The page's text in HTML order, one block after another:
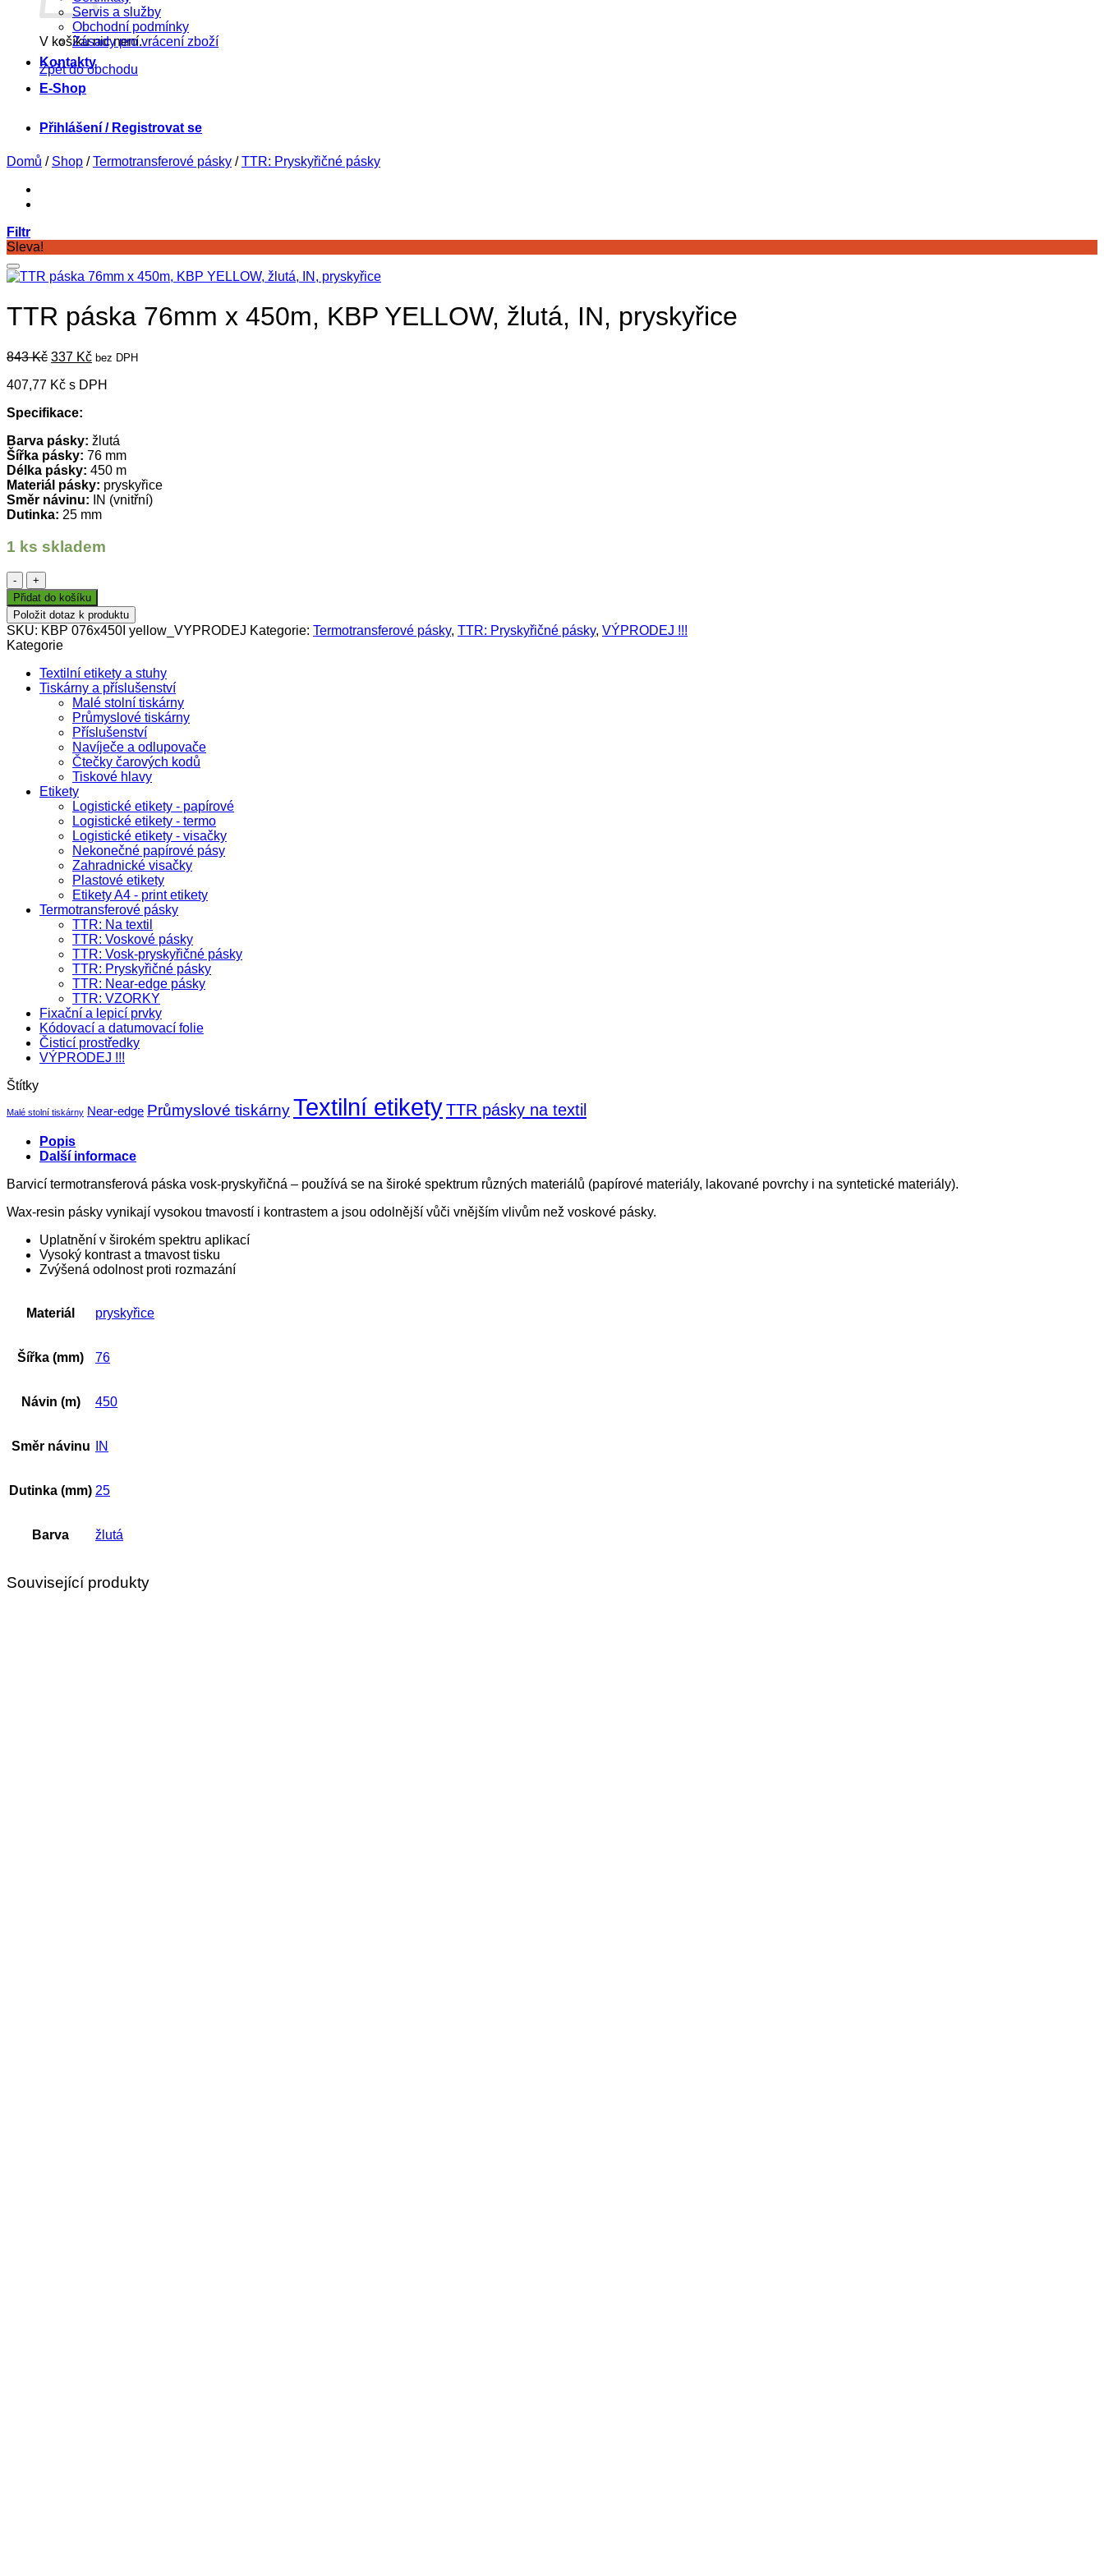
V košíku nic není.
Zpět do obchodu
Servis a služby
Obchodní podmínky
Zásady pro vrácení zboží
Kontakty
E-Shop
Přihlášení / Registrovat se
Domů / Shop / Termotransferové pásky / TTR: Pryskyřičné pásky
Filtr
Sleva!
TTR páska 76mm x 450m, KBP YELLOW, žlutá, IN, pryskyřice
843Kč Původní
byla:
337 KčAktuální
je:
bez DPH
407,77 Kč s DPH
Specifikace:
Barva pásky: žlutá
Šířka pásky: 76 mm
Délka pásky: 450 m
Materiál pásky: pryskyřice
Směr návinu: IN (vnitřní)
Dutinka: 25 mm
1 ks skladem
TTR
páska
76mm
x
450m,
KBP
YELLOW,
žlutá,
IN,
pryskyřice
množství
Přidat do košíku
Položit dotaz k produktu
SKU: KBP 076x450I yellow_VYPRODEJ Kategorie: Termotransferové pásky, TTR: Pryskyřičné pásky, VÝPRODEJ !!!
Kategorie
Textilní etikety a stuhy
Tiskárny a příslušenství
Malé stolní tiskárny
Průmyslové tiskárny
Příslušenství
Navíječe a odlupovače
Čtečky čarových kodů
Tiskové hlavy
Etikety
Logistické etikety - papírové
Logistické etikety - termo
Logistické etikety - visačky
Nekonečné papírové pásy
Zahradnické visačky
Plastové etikety
Etikety A4 - print etikety
Termotransferové pásky
TTR: Na textil
TTR: Voskové pásky
TTR: Vosk-pryskyřičné pásky
TTR: Pryskyřičné pásky
TTR: Near-edge pásky
TTR: VZORKY
Fixační a lepicí prvky
Kódovací a datumovací folie
Čisticí prostředky
VÝPRODEJ !!!
Štítky
Malé stolní tiskárny Near-edge Průmyslové tiskárnyTextilní etiketyTTR pásky na textil
Popis
Další informace
Barvicí termotransferová páska vosk-pryskyřičná – používá se na široké spektrum různých materiálů (papírové materiály, lakované povrchy i na syntetické materiály).
Wax-resin pásky vynikají vysokou tmavostí i kontrastem a jsou odolnější vůči vnějším vlivům než voskové pásky.
Uplatnění v širokém spektru aplikací
Vysoký kontrast a tmavost tisku
Zvýšená odolnost proti rozmazání
Materiál pryskyřice
Šířka (mm) 76
Návin (m) 450
Směr návinu IN
Dutinka (mm) 25
Barva žlutá
Související produkty